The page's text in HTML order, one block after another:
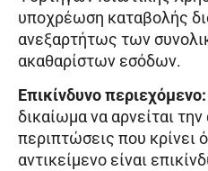
υποχρέωση καταβολής
ανεξαρτήτως των
ακαθαρίστων εσόδων.
Επικίνδυνο περιεχόμενο:
δικαίωμα να αρνείται
περιπτώσεις που κρίνει
αντικείμενο είναι